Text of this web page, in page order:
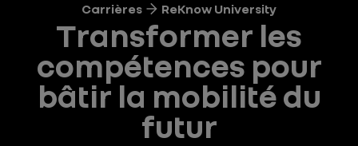
Carrières ReKnow University
Transformer les
compétences pour
bâtir la mobilité du
futur